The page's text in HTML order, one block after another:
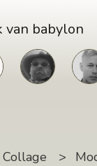
Collage >